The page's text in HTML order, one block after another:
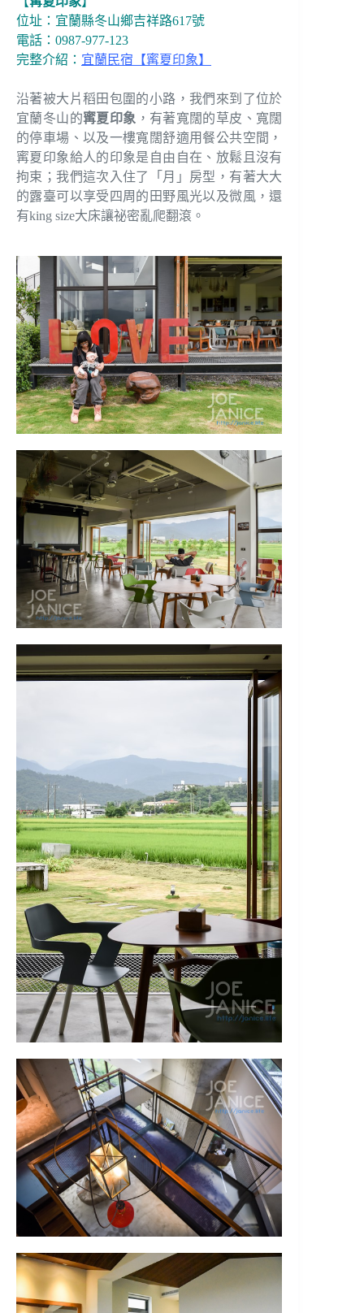
位址：宜蘭縣冬山鄉吉祥路617號
電話：0987-977-123
完整介紹： 宜蘭民宿【寗夏印象】
沿著被大片稻田包圍的小路，我們來到了位於
宜蘭冬山的寗夏印象 ，有著寬闊的草皮、寬闊
的停車場、以及一樓寬闊舒適用餐公共空間，
寗夏印象給人的印象是自由自在、放鬆且沒有
拘束；我們這次入住了「月」房型，有著大大
的露臺可以享受四周的田野風光以及微風，還
有king size大床讓祕密亂爬翻滾。